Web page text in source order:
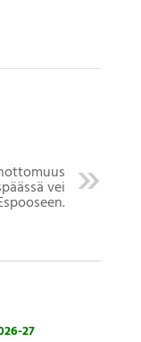
vei
27